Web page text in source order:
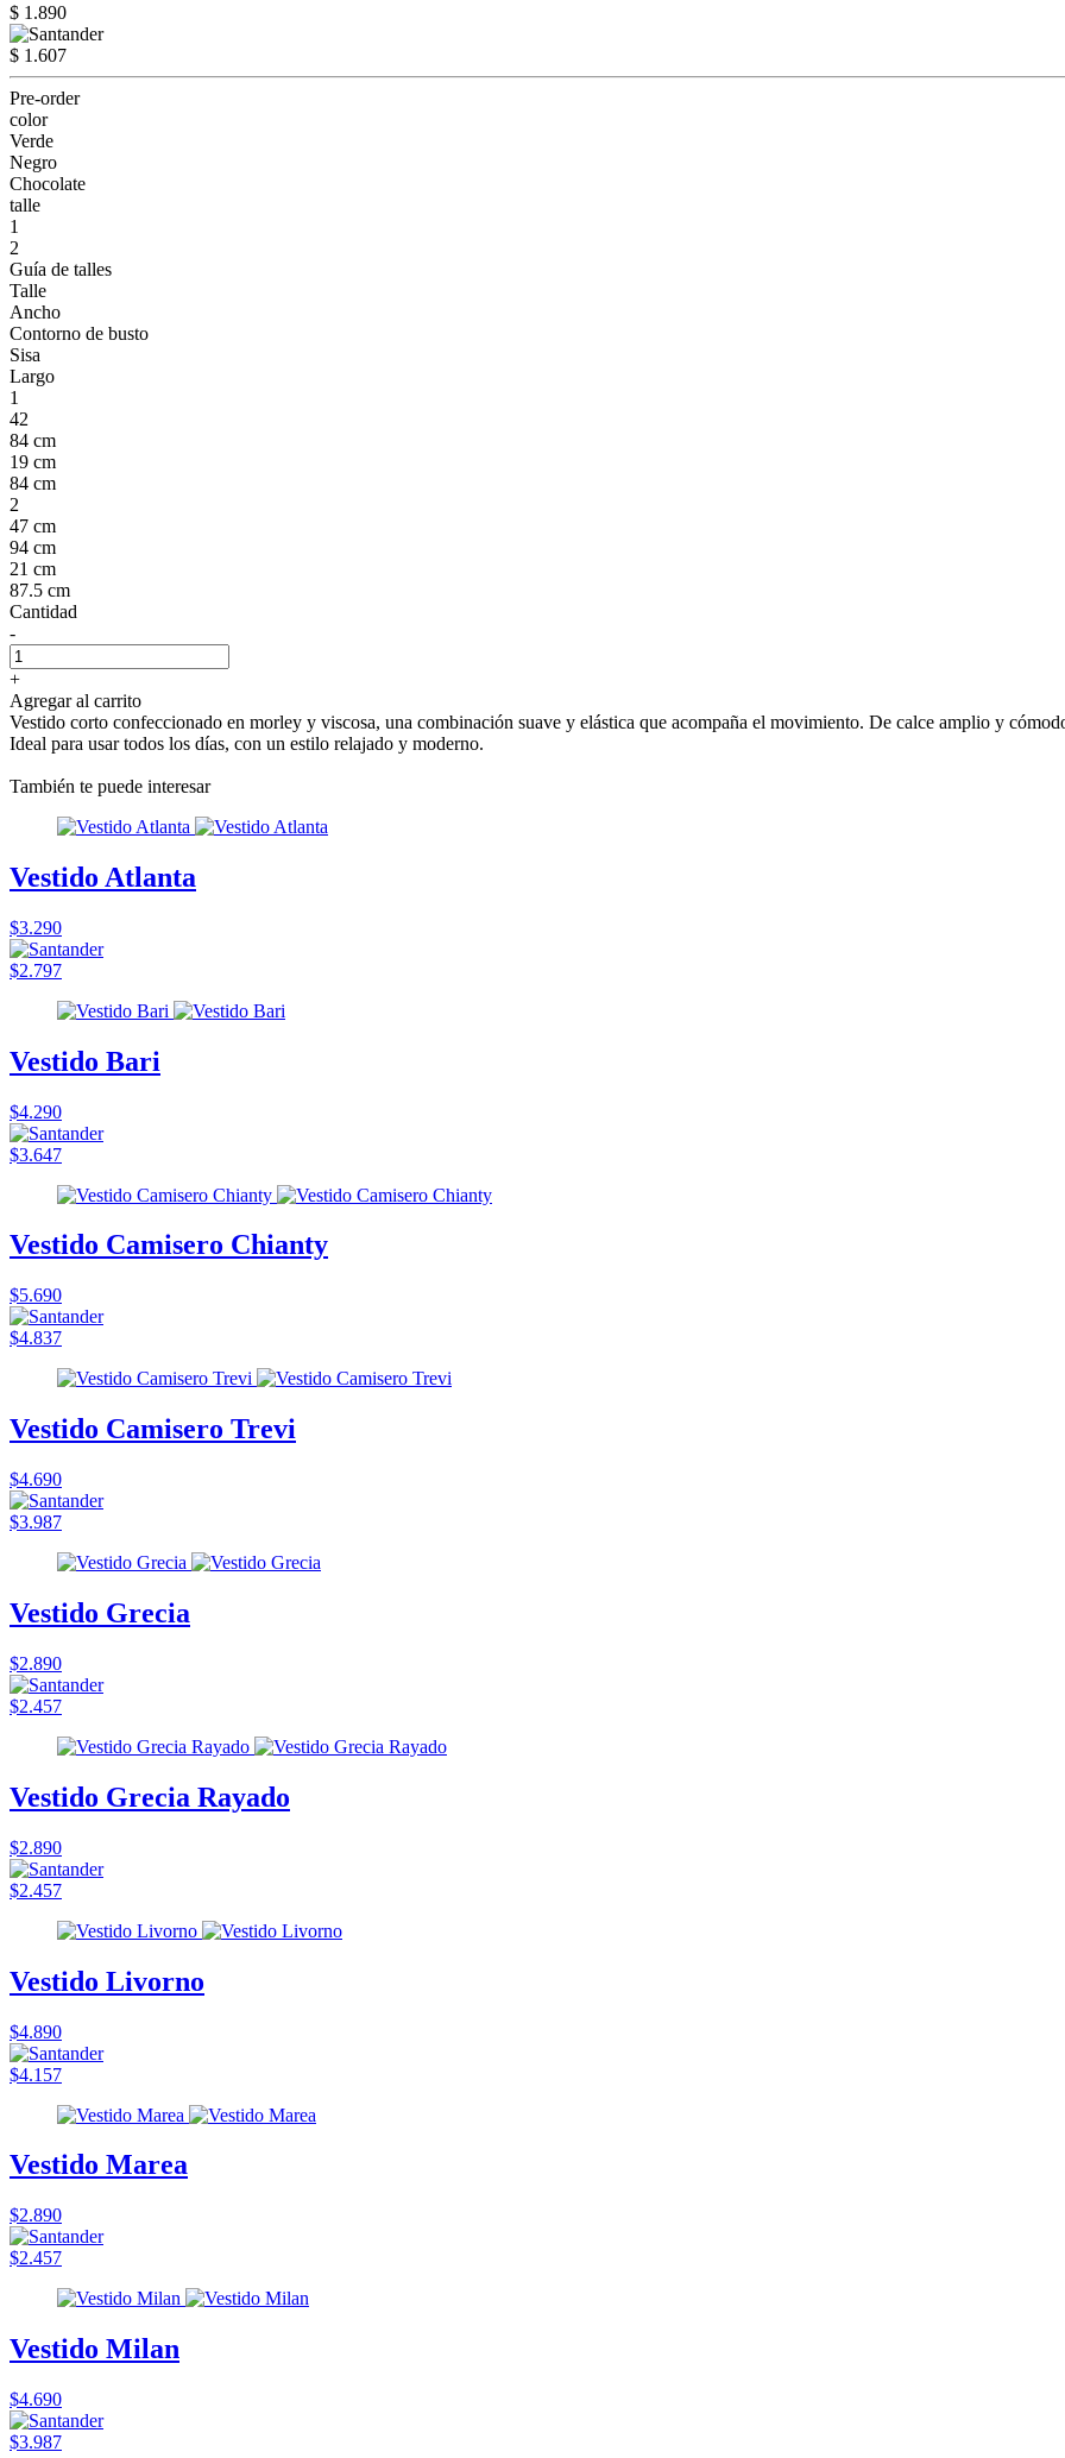
$ 1.890
$ 1.607
Pre-order
color
Verde
Negro
Chocolate
talle
1
2
Guía de talles
Talle
Ancho
Contorno de busto
Sisa
Largo
1
42
84 cm
19 cm
84 cm
2
47 cm
94 cm
21 cm
87.5 cm
Cantidad
-
+
Agregar al carrito
Vestido corto confeccionado en morley y viscosa, una combinación suave y elástica que acompaña el movimiento. De calce amplio y
Ideal para usar todos los días, con un estilo relajado y moderno.
También te puede interesar
Vestido Atlanta
$3.290
$2.797
Vestido Bari
$4.290
$3.647
Vestido Camisero Chianty
$5.690
$4.837
Vestido Camisero Trevi
$4.690
$3.987
Vestido Grecia
$2.890
$2.457
Vestido Grecia Rayado
$2.890
$2.457
Vestido Livorno
$4.890
$4.157
Vestido Marea
$2.890
$2.457
Vestido Milan
$4.690
$3.987